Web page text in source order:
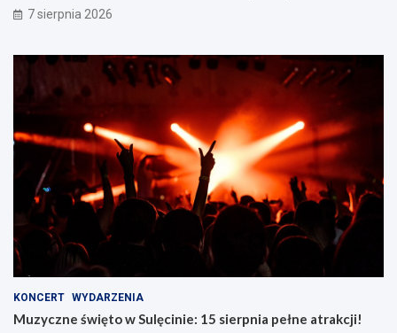
7 sierpnia 2026
KONCERT WYDARZENIA
Muzyczne święto w Sulęcinie: 15 sierpnia pełne atrakcji!